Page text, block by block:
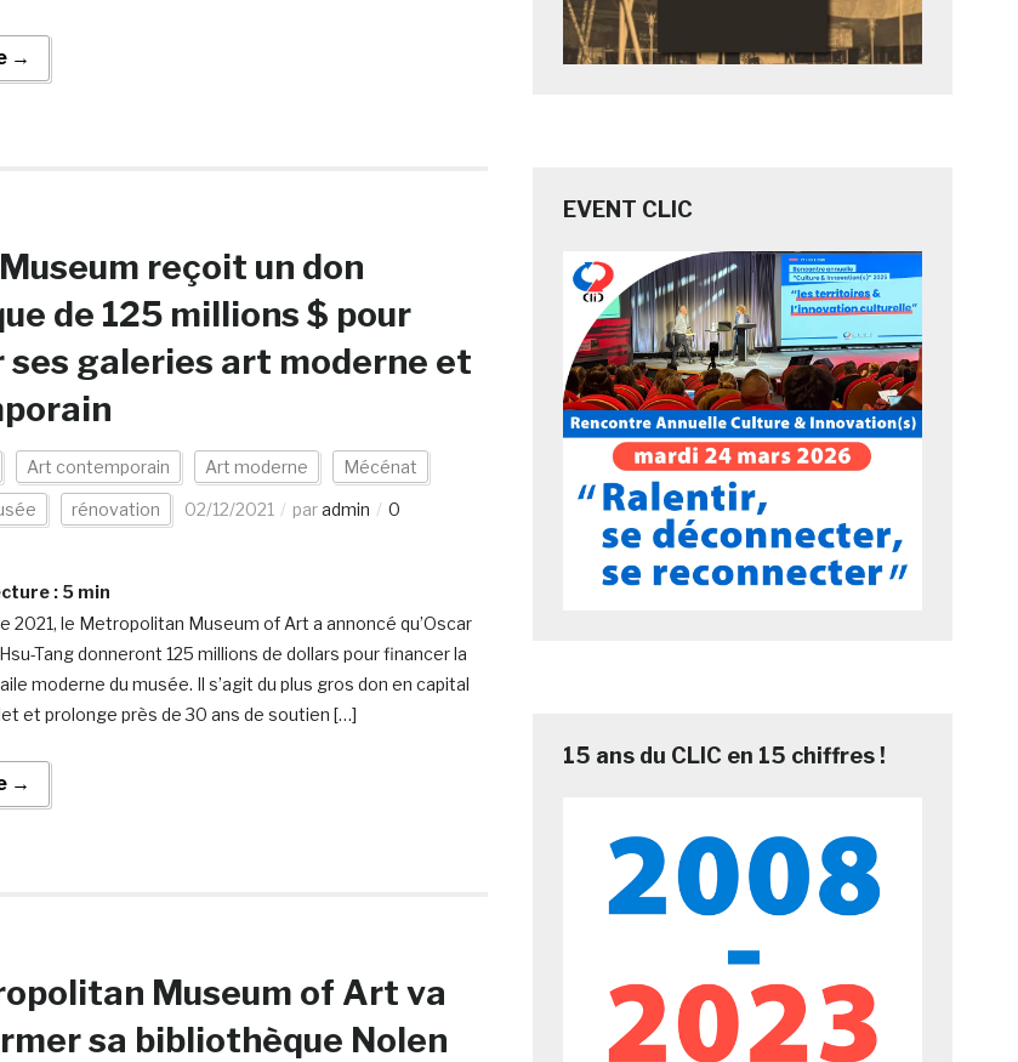
→
reçoit un don
de 125 millions $ pour
ses galeries art moderne et
Art contemporain Art moderne Mécénat
rénovation 02/12/2021 paradmin
0
: 5 min
2021, le Metropolitan Museum of Art a annoncé qu’Oscar
Tang donneront 125 millions de dollars pour financer la
moderne du musée. Il s’agit du plus gros don en capital
et prolonge près de 30 ans de soutien […]
→
Museum of Art va
sa bibliothèque Nolen
EVENT CLIC
15 ans du CLIC en 15 chiffres !